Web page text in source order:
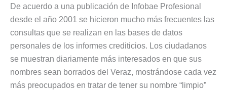
De acuerdo a una publicación de Infobae Profesional
desde el año 2001 se hicieron mucho más frecuentes las
consultas que se realizan en las bases de datos
personales de los informes crediticios. Los ciudadanos
se muestran diariamente más interesados en que sus
nombres sean borrados del Veraz, mostrándose cada vez
más preocupados en tratar de tener su nombre “limpio”